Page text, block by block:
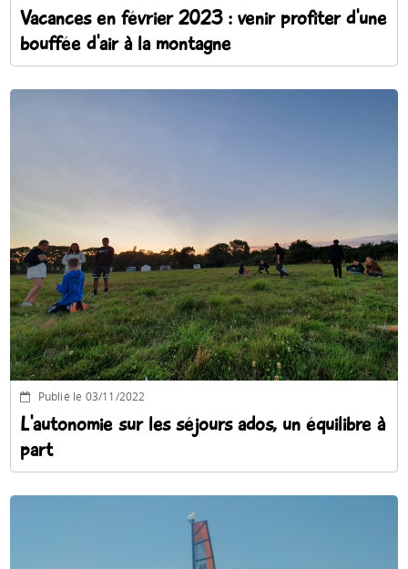
Vacances en février 2023 : venir profiter d'une
bouffée d'air à la montagne
Publié le 03/11/2022
L'autonomie sur les séjours ados, un équilibre à
part